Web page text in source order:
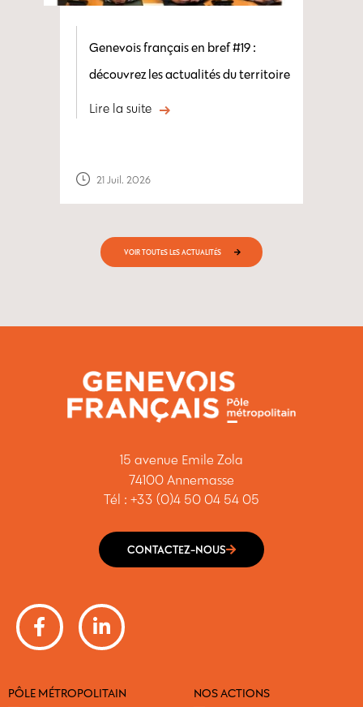
Genevois français en bref #19 :
découvrez les actualités du territoire
Lire la suite
21 Juil. 2026
VOIR TOUTES LES ACTUALITÉS
15 avenue Emile Zola
74100 Annemasse
Tél : +33 (0)4 50 04 54 05
CONTACTEZ-NOUS
PÔLE MÉTROPOLITAIN NOS ACTIONS